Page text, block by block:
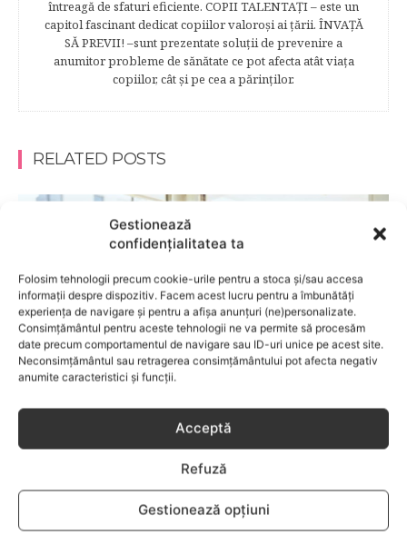
Gestionează
confidențialitatea ta
Folosim tehnologii precum cookie-urile pentru a stoca și/sau accesa
informații despre dispozitiv. Facem acest lucru pentru a îmbunătăți
experiența de navigare și pentru a afișa anunțuri (ne)personalizate.
Consimțământul pentru aceste tehnologii ne va permite să procesăm
date precum comportamentul de navigare sau ID-uri unice pe acest site.
Neconsimțământul sau retragerea consimțământului pot afecta negativ
anumite caracteristici și funcții.
Acceptă
Refuză
Gestionează opțiuni
întreagă de sfaturi eficiente. COPII TALENTAŢI – este un
capitol fascinant dedicat copiilor valoroși ai țării. ÎNVAŢĂ
SĂ PREVII! –sunt prezentate soluţii de prevenire a
anumitor probleme de sănătate ce pot afecta atât viaţa
copiilor, cât şi pe cea a părinţilor.
RELATED POSTS
DUPA NASTERE
Cum să ai grijă de tine în primele luni după
nașterea copilului?